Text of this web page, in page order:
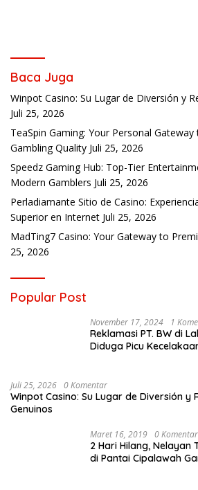
Baca Juga
Winpot Casino: Su Lugar de Diversión y
Juli 25, 2026
TeaSpin Gaming: Your Personal
Gambling Quality Juli 25, 2026
Speedz Gaming Hub: Top-Tier
Modern Gamblers Juli 25, 2026
Perladiamante Sitio de Casino:
Superior en Internet Juli 25, 2026
MadTing7 Casino: Your Gateway to
25, 2026
Popular Post
November 17, 2024 1
Reklamasi PT. BW di
Diduga Picu
Juli 25, 2026 0 Komentar
Winpot Casino: Su Lugar de Diversión y
Genuinos
Maret 16, 2019 0 Komentar
2 Hari Hilang, Nelayan
di Pantai Cipalawah